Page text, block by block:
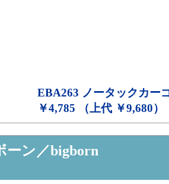
EBA263 ノータックカー
￥4,785 （上代 ￥9,680）
ーン／bigborn